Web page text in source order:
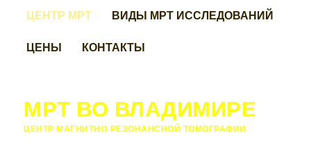
ЦЕНТР МРТ
ВИДЫ МРТ ИССЛЕДОВАНИЙ
ЦЕНЫ
КОНТАКТЫ
МРТ ВО ВЛАДИМИРЕ
ЦЕНТР МАГНИТНО-РЕЗОНАНСНОЙ ТОМОГРАФИИ